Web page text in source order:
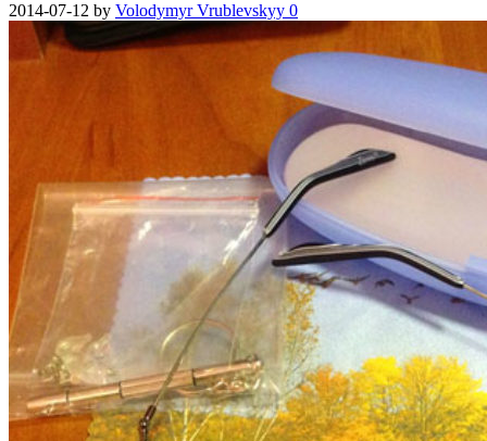
2014-07-12 by Volodymyr Vrublevskyy 0